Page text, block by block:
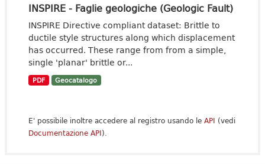
INSPIRE - Faglie geologiche (Geologic Fault)
INSPIRE Directive compliant dataset: Brittle to
ductile style structures along which displacement
has occurred. These range from from a simple,
single 'planar' brittle or...
PDF Geocatalogo
E' possibile inoltre accedere al registro usando le API (vedi
Documentazione API).